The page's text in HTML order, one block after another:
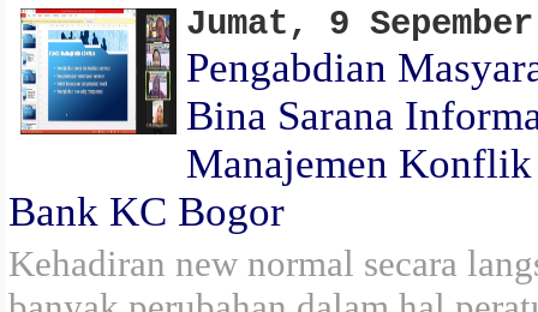
Jumat, 9
Pengabdian
Bina Sarana
Manajemen
Bank KC Bogor
Kehadiran new normal secara